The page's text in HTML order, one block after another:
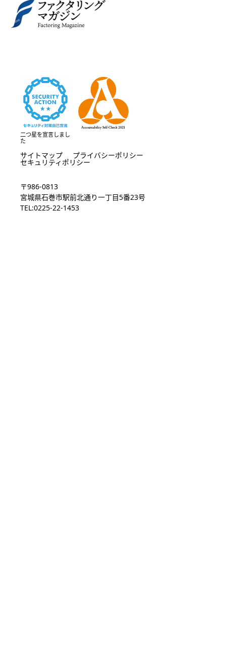
二つ星を宣言しまし
た
サイトマップ プライバシーポリシー
セキュリティポリシー
〒986-0813
宮城県石巻市駅前北通り一丁目5番23号
TEL:0225-22-1453